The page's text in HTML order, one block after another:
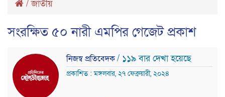
/জাতীয়
সংরক্ষিত ৫০ নারী এমপির গেজেট প্রকাশ
নিজস্ব প্রতিবেদক/ ১১৯ বার দেখা হয়েছে
প্রকাশিত : মঙ্গলবার, ২৭ ফেব্রুয়ারী, ২০২৪